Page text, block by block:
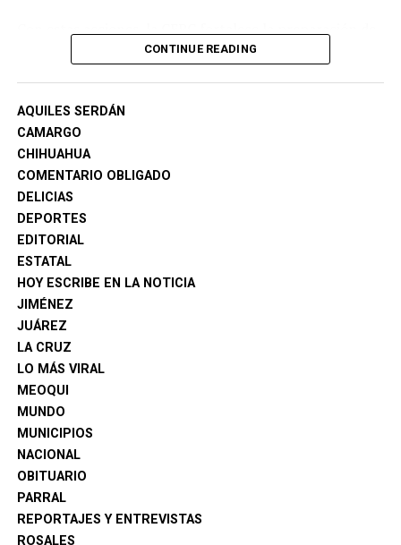
los cuerpos de emergencia municipales y la capacidad de
CONTINUE READING
AQUILES SERDÁN
CAMARGO
CHIHUAHUA
COMENTARIO OBLIGADO
DELICIAS
DEPORTES
EDITORIAL
ESTATAL
HOY ESCRIBE EN LA NOTICIA
JIMÉNEZ
JUÁREZ
LA CRUZ
LO MÁS VIRAL
MEOQUI
MUNDO
MUNICIPIOS
NACIONAL
OBITUARIO
PARRAL
REPORTAJES Y ENTREVISTAS
ROSALES